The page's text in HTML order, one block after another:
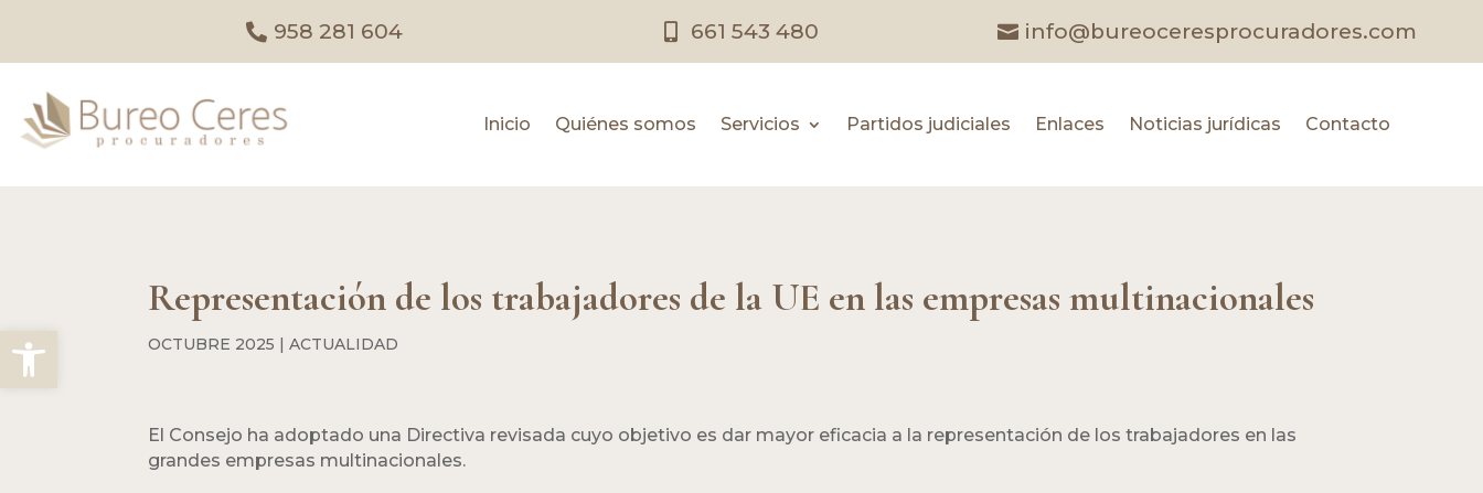
Abrir barra de herramientas
958 281 604 661 543 480 info@bureoceresprocuradores.com
Inicio Quiénes somos Servicios Partidos judiciales Enlaces Noticias jurídicas Contacto
Representación de los trabajadores de la UE en las empresas multinacionales
OCTUBRE 2025 |ACTUALIDAD
El Consejo ha adoptado una Directiva revisada cuyo objetivo es dar mayor eficacia a la representación de los trabajadores en las
grandes empresas multinacionales.